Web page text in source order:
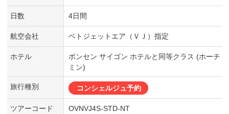
日数 4日間
航空会社 ベトジェットエア（ＶＪ）指定
ホテル
ボンセン サイゴン ホテルと同等クラス (ホーチ
ミン)
旅行種別 コンシェルジュ予約
ツアーコード OVNVJ4S-STD-NT